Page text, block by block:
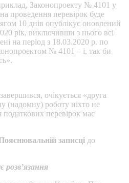
Законопроекту № 4101 у
проведення перевірок буде
10 днів опублікує оновлений
рік, виключивши з нього всі
на період з 18.03.2020 р. по
№ 4101 – і, так би
очікується «друга
(надомну) роботу ніхто не
податкових перевірок має
записці до
розв’язання